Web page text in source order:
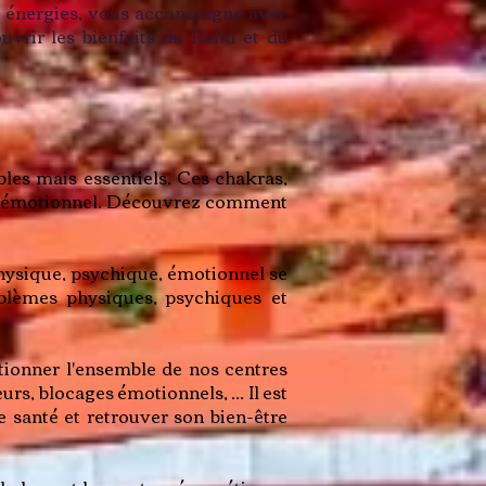
vous accompagne avec
les bienfaits du Reiki et du
mais essentiels. Ces chakras,
Découvrez comment
psychique, émotionnel se
physiques, psychiques et
l'ensemble de nos centres
blocages émotionnels, ... Il est
santé et retrouver son bien-être